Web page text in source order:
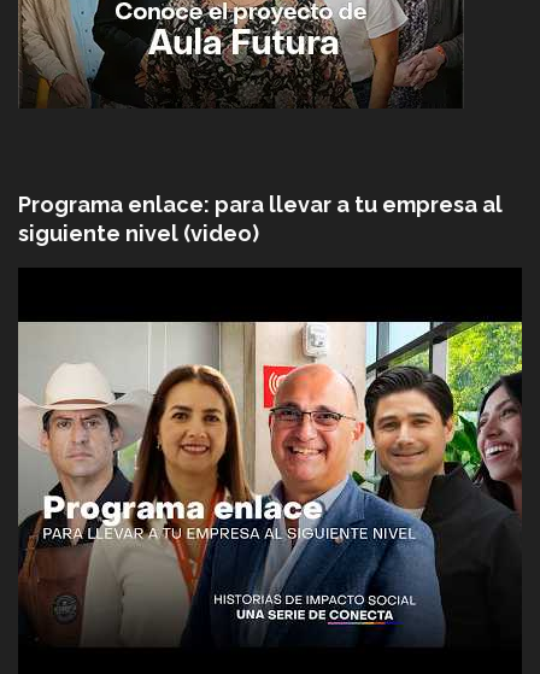
Programa enlace: para llevar a tu empresa al
siguiente nivel (video)